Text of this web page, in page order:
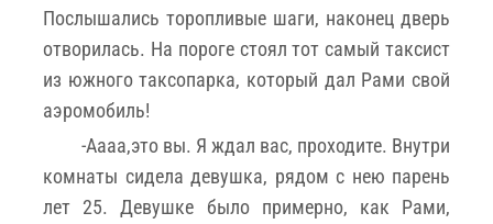
Послышались торопливые шаги, наконец дверь
отворилась. На пороге стоял тот самый таксист
из южного таксопарка, который дал Рами свой
аэромобиль!
-Аааа,это вы. Я ждал вас, проходите. Внутри
комнаты сидела девушка, рядом с нею парень
лет 25. Девушке было примерно, как Рами,